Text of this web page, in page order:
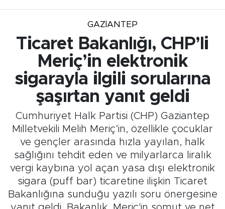
GAZIANTEP
Ticaret Bakanlığı, CHP’li
Meriç’in elektronik
sigarayla ilgili sorularına
şaşırtan yanıt geldi
Cumhuriyet Halk Partisi (CHP) Gaziantep
Milletvekili Melih Meriç’in, özellikle çocuklar
ve gençler arasında hızla yayılan, halk
sağlığını tehdit eden ve milyarlarca liralık
vergi kaybına yol açan yasa dışı elektronik
sigara (puff bar) ticaretine ilişkin Ticaret
Bakanlığına sunduğu yazılı soru önergesine
Süper Lig Puan Durumu ve Fikstür
Tüm Manşetler
Son Dakika Haberleri
Haber Arşivi